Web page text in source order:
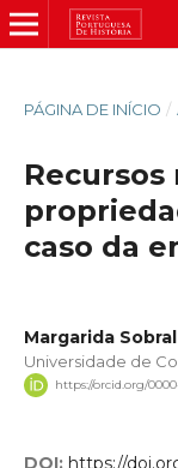
PÁGINA DE INÍCIO /
caso da
Margarida
Universidade de
https://orcid.org/
DOI: https://